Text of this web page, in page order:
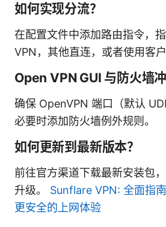
如何实现分流？
在配置文件中添加路由指令，
VPN，其他直连，或者使用客
Open VPN GUI 与防火墙冲
确保 OpenVPN 端口（默认
必要时添加防火墙例外规则。
如何更新到最新版本？
前往官方渠道下载最新安装包
升级。 Sunflare VPN: 全面指
更安全的上网体验